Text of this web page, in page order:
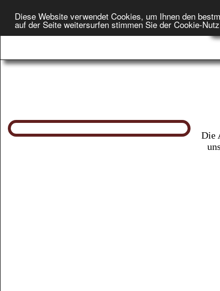
Diese Website verwendet Cookies, um Ihnen den
auf der Seite weitersurfen stimmen Sie der Cookie-
Die